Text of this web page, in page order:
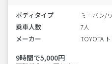
ボディタイプ ミニバン/
乗車人数 7人
メーカー TOYOTA
9時間で5,000円